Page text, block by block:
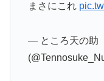
まさにこれ
— ところ天の助